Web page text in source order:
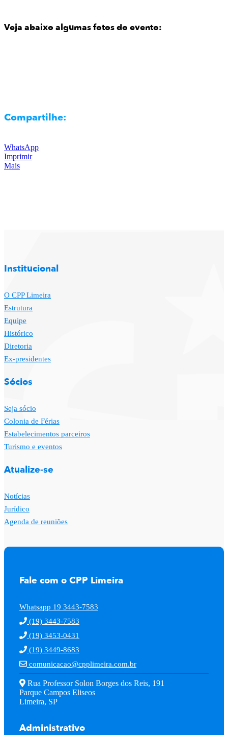
Veja abaixo algumas fotos do evento:
Compartilhe:
WhatsApp
Imprimir
Mais
Institucional
O CPP Limeira
Estrutura
Equipe
Histórico
Diretoria
Ex-presidentes
Sócios
Seja sócio
Colonia de Férias
Estabelecimentos parceiros
Turismo e eventos
Atualize-se
Notícias
Jurídico
Agenda de reuniões
Fale com o CPP Limeira
Whatsapp 19 3443-7583
(19) 3443-7583
(19) 3453-0431
(19) 3449-8683
comunicacao@cpplimeira.com.br
Rua Professor Solon Borges dos Reis, 191
Parque Campos Eliseos
Limeira, SP
Administrativo